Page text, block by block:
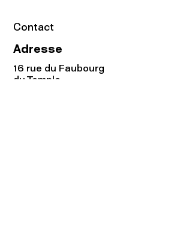
Contact
Adresse
16 rue du Faubourg
du Temple